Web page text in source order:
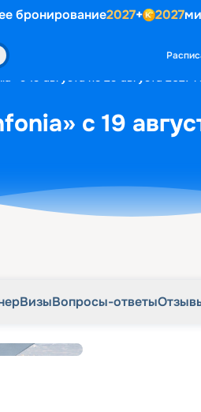
бронирование2027+ 2027
с 19 августа по 29 августа 2027
с 19
ВизыВопросы-ответы